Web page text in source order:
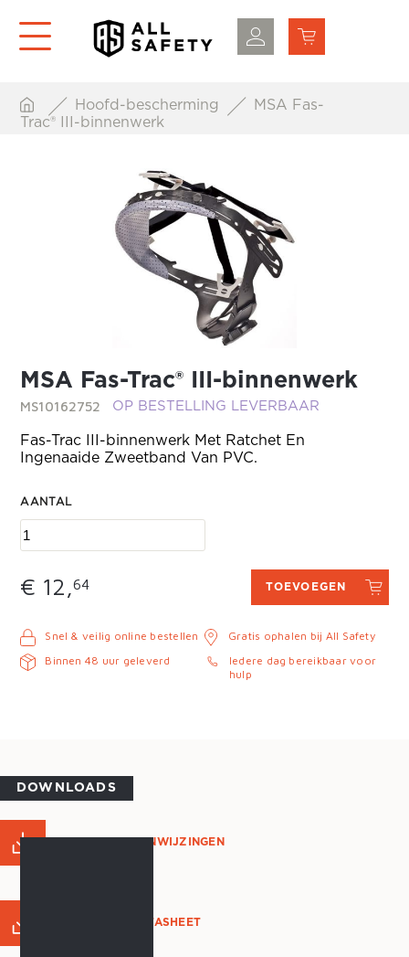
Hoofd-bescherming
MSA Fas-
Trac® III-binnenwerk
MSA Fas-Trac® III-binnenwerk
MS10162752 OP BESTELLING LEVERBAAR
Fas-Trac III-binnenwerk Met Ratchet En
Ingenaaide Zweetband Van PVC.
AANTAL
€ 12,64 TOEVOEGEN
Snel & veilig online bestellen
Binnen 48 uur geleverd
Gratis ophalen bij All Safety
Iedere dag bereikbaar voor
hulp
DOWNLOADS
GEBRUIKSAANWIJZINGEN
PRODUCT DATASHEET